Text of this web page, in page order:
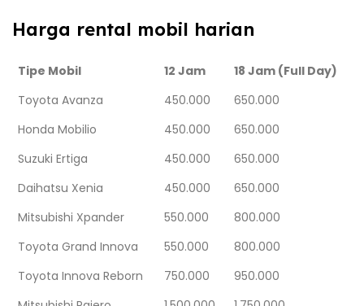
Harga rental mobil harian
Tipe Mobil 12 Jam
18 Jam (Full Day)
Toyota Avanza
450.000
650.000
Honda Mobilio
450.000
650.000
Suzuki Ertiga
450.000
650.000
Daihatsu Xenia
450.000
650.000
Mitsubishi Xpander
550.000
800.000
Toyota Grand Innova
550.000
800.000
Toyota Innova Reborn
750.000
950.000